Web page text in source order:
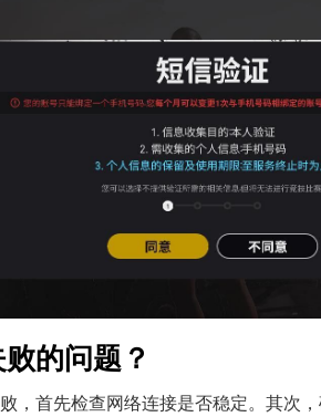
的问题？
，首先检查网络连接是否稳定。其次